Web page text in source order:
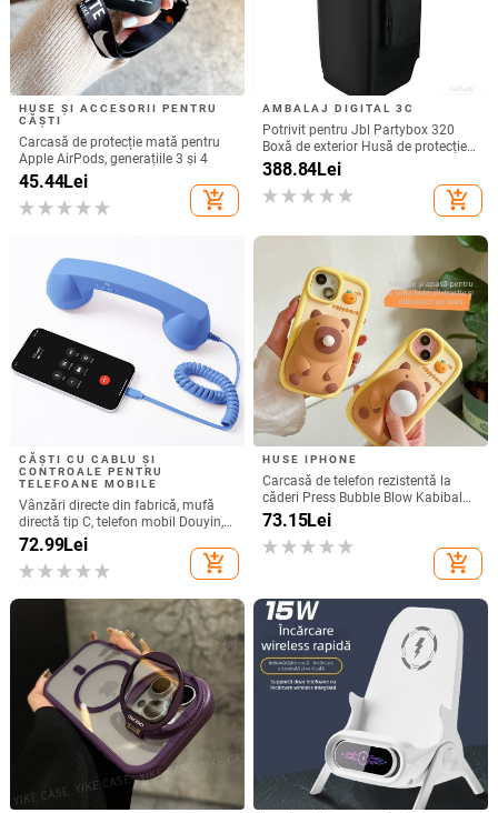
HUSE ȘI ACCESORII PENTRU
CĂȘTI
Carcasă de protecție mată pentru
Apple AirPods, generațiile 3 și 4
45.44Lei
add_shopping_cart
AMBALAJ DIGITAL 3C
Potrivit pentru Jbl Partybox 320
Boxă de exterior Husă de protecție
Stage 320 Audio Trolley Carcasă
anti-praf Husă
388.84Lei
add_shopping_cart
CĂȘTI CU CABLU ȘI
CONTROALE PENTRU
TELEFOANE MOBILE
Vânzări directe din fabrică, mufă
directă tip C, telefon mobil Douyin,
internet celebru, telefon mobil,
microfon electric, port C, căști cu fir,
cască
72.99Lei
add_shopping_cart
HUSE IPHONE
Carcasă de telefon rezistentă la
căderi Press Bubble Blow Kabibala
pentru iPhone 15, pentru Apple 12
13/14Pro Max 11
73.15Lei
add_shopping_cart